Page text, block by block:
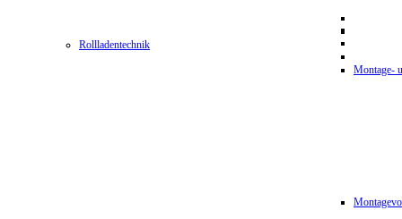
Rollladentechnik
Montage-